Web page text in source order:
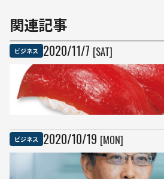
関連記事
ビジネス 2020/11/7 [SAT]
ビジネス 2020/10/19 [MON]